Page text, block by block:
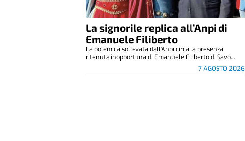
La signorile replica all’Anpi di
Emanuele Filiberto
7 AGOSTO 2026
La polemica sollevata dall'Anpi circa la presenza
ritenuta inopportuna di Emanuele Filiberto di Savo...